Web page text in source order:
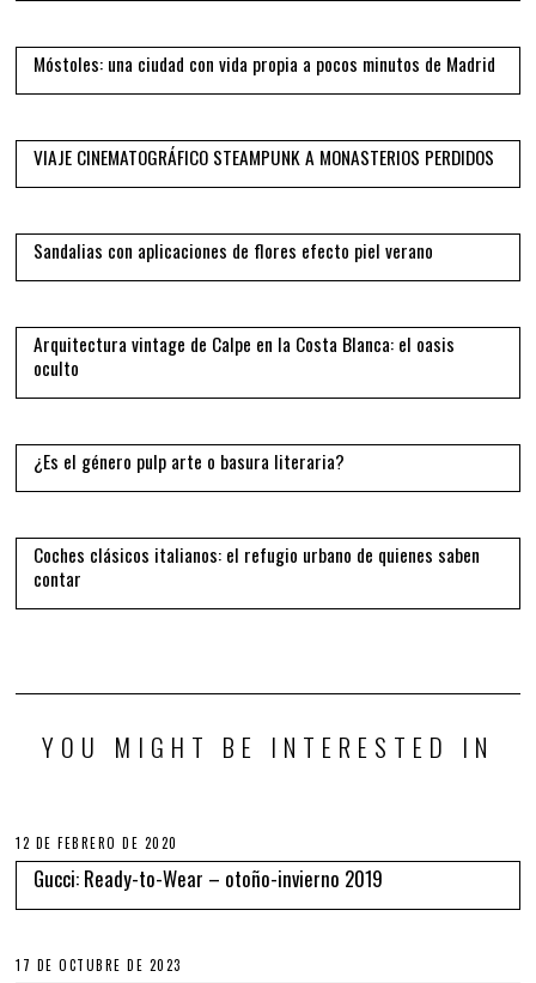
Móstoles: una ciudad con vida propia a pocos minutos de Madrid
10
VIAJE CINEMATOGRÁFICO STEAMPUNK A MONASTERIOS PERDIDOS
11
Sandalias con aplicaciones de flores efecto piel verano
12
Arquitectura vintage de Calpe en la Costa Blanca: el oasis
oculto
13
¿Es el género pulp arte o basura literaria?
14
Coches clásicos italianos: el refugio urbano de quienes saben
contar
YOU MIGHT BE INTERESTED IN
12 DE FEBRERO DE 2020
Gucci: Ready-to-Wear – otoño-invierno 2019
17 DE OCTUBRE DE 2023